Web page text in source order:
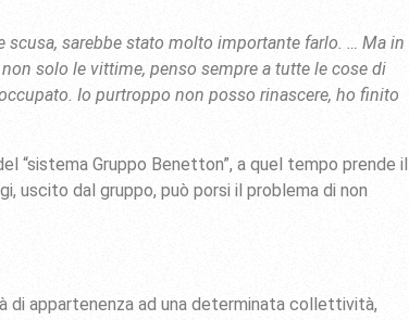
sarebbe stato molto importante farlo. … Ma in
solo le vittime, penso sempre a tutte le cose di
Io purtroppo non posso rinascere, ho finito
“sistema Gruppo Benetton”, a quel tempo prende il
uscito dal gruppo, può porsi il problema di non
di appartenenza ad una determinata collettività,